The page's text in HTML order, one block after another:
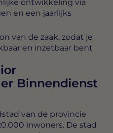
ontwikkeling via
en een jaarlijks
van de zaak, zodat je
en inzetbaar bent
Binnendienst
van de provincie
inwoners. De stad